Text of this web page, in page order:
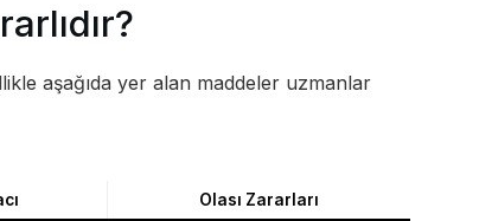
aşağıda yer alan maddeler uzmanlar
Olası Zararları